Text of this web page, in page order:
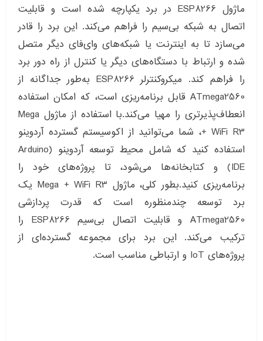
ماژول ESP8266 در برد یکپارچه شده است و قابلیت
اتصال به شبکه بی‌سیم را فراهم می‌کند. این برد را قادر
می‌سازد تا به اینترنت یا شبکه‌های وای‌فای دیگر متصل
شده و ارتباط با دستگاه‌های دیگر یا کنترل از راه دور برد
را فراهم کند. میکروکنترلر ESP8266 به‌طور جداگانه از
ATmega2560 قابل برنامه‌ریزی است، که امکان استفاده
انعطاف‌پذیرتری را مهیا می‌کند.با استفاده از ماژول Mega
+ WiFi R3، شما می‌توانید از اکوسیستم گسترده آردوینو
استفاده کنید که شامل محیط توسعه آردوینو (Arduino
IDE) و کتابخانه‌ها می‌شود، تا پروژه‌های خود را
برنامه‌ریزی کنید.بطور کلی، ماژول Mega + WiFi R3 یک
برد توسعه چندمنظوره است که قدرت پردازشی
ATmega2560 و قابلیت اتصال بی‌سیم ESP8266 را
ترکیب می‌کند. این برد برای مجموعه گسترده‌ای از
پروژه‌های IoT و ارتباطی مناسب است.